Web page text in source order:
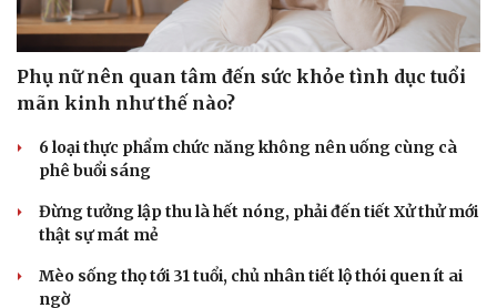
Phụ nữ nên quan tâm đến sức khỏe tình dục tuổi
mãn kinh như thế nào?
6 loại thực phẩm chức năng không nên uống cùng cà
phê buổi sáng
Đừng tưởng lập thu là hết nóng, phải đến tiết Xử thử mới
thật sự mát mẻ
Mèo sống thọ tới 31 tuổi, chủ nhân tiết lộ thói quen ít ai
ngờ